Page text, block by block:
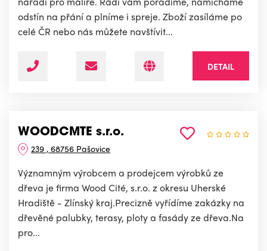
odstín na přání a plníme i spreje. Zboží zasíláme po
celé ČR nebo nás můžete navštívit...
DETAIL
WOODCMTE s.r.o.
239 , 68756 Pašovice
Významným výrobcem a prodejcem výrobků ze
dřeva je firma Wood Cité, s.r.o. z okresu Uherské
Hradiště - Zlínský kraj.Precizně vyřídíme zakázky na
dřevěné palubky, terasy, ploty a fasády ze dřeva.Na
pro...